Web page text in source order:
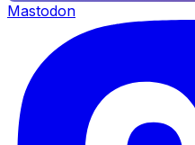
Mastodon